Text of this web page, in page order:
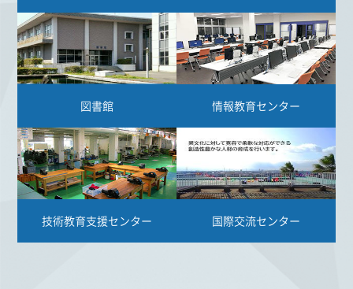
図書館 情報教育センター
技術教育支援センター 国際交流センター